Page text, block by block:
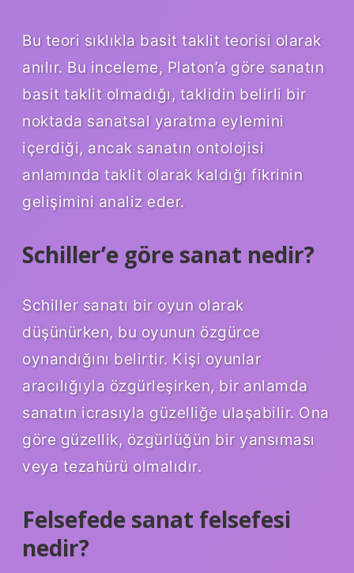
Bu teori sıklıkla basit taklit teorisi olarak
anılır. Bu inceleme, Platon’a göre sanatın
basit taklit olmadığı, taklidin belirli bir
noktada sanatsal yaratma eylemini
içerdiği, ancak sanatın ontolojisi
anlamında taklit olarak kaldığı fikrinin
gelişimini analiz eder.
Schiller’e göre sanat nedir?
Schiller sanatı bir oyun olarak
düşünürken, bu oyunun özgürce
oynandığını belirtir. Kişi oyunlar
aracılığıyla özgürleşirken, bir anlamda
sanatın icrasıyla güzelliğe ulaşabilir. Ona
göre güzellik, özgürlüğün bir yansıması
veya tezahürü olmalıdır.
Felsefede sanat felsefesi
nedir?